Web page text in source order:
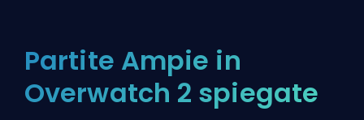
Partite Ampie in
Overwatch 2 spiegate